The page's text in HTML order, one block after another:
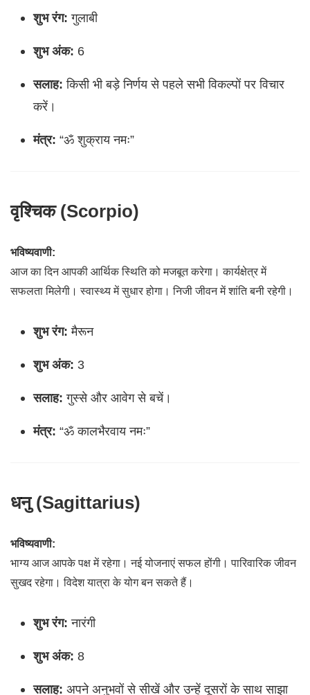
शुभ रंग: गुलाबी
शुभ अंक: 6
सलाह: किसी भी बड़े निर्णय से पहले सभी विकल्पों पर विचार
करें।
मंत्र: “ॐ शुक्राय नमः”
वृश्चिक (Scorpio)
भविष्यवाणी:
आज का दिन आपकी आर्थिक स्थिति को मजबूत करेगा। कार्यक्षेत्र में
सफलता मिलेगी। स्वास्थ्य में सुधार होगा। निजी जीवन में शांति बनी रहेगी।
शुभ रंग: मैरून
शुभ अंक: 3
सलाह: गुस्से और आवेग से बचें।
मंत्र: “ॐ कालभैरवाय नमः”
धनु (Sagittarius)
भविष्यवाणी:
भाग्य आज आपके पक्ष में रहेगा। नई योजनाएं सफल होंगी। पारिवारिक जीवन
सुखद रहेगा। विदेश यात्रा के योग बन सकते हैं।
शुभ रंग: नारंगी
शुभ अंक: 8
सलाह: अपने अनुभवों से सीखें और उन्हें दूसरों के साथ साझा